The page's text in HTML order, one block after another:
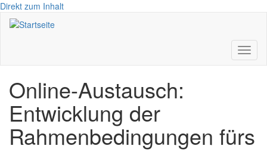
Direkt zum Inhalt
Online-Austausch:
Entwicklung der
Rahmenbedingungen fürs